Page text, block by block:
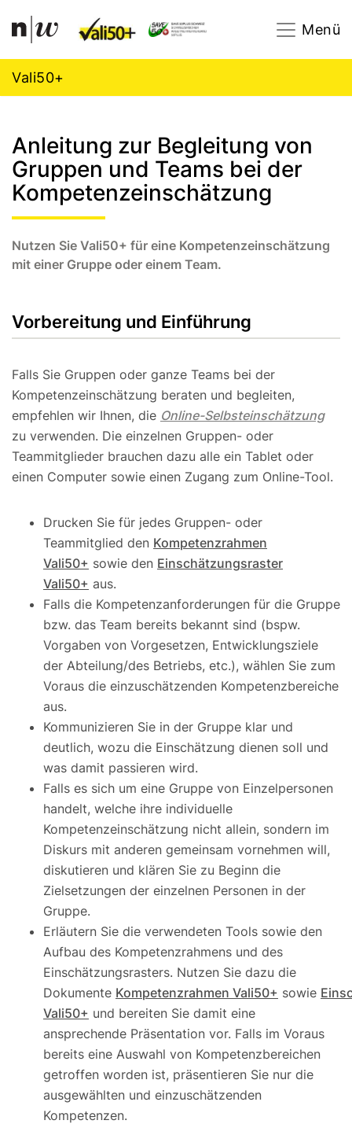
Navigation
Menü
Vali50+
Anleitung zur Begleitung von
Gruppen und Teams bei der
Kompetenzeinschätzung
Nutzen Sie Vali50+ für eine Kompetenzeinschätzung
mit einer Gruppe oder einem Team.
Vorbereitung und Einführung
Falls Sie Gruppen oder ganze Teams bei der
Kompetenzeinschätzung beraten und begleiten,
empfehlen wir Ihnen, die Online-Selbsteinschätzung
zu verwenden. Die einzelnen Gruppen- oder
Teammitglieder brauchen dazu alle ein Tablet oder
einen Computer sowie einen Zugang zum Online-Tool.
Drucken Sie für jedes Gruppen- oder
Teammitglied den Kompetenzrahmen
Vali50+ sowie den Einschätzungsraster
Vali50+ aus.
Falls die Kompetenzanforderungen für die Gruppe
bzw. das Team bereits bekannt sind (bspw.
Vorgaben von Vorgesetzen, Entwicklungsziele
der Abteilung/des Betriebs, etc.), wählen Sie zum
Voraus die einzuschätzenden Kompetenzbereiche
aus.
Kommunizieren Sie in der Gruppe klar und
deutlich, wozu die Einschätzung dienen soll und
was damit passieren wird.
Falls es sich um eine Gruppe von Einzelpersonen
handelt, welche ihre individuelle
Kompetenzeinschätzung nicht allein, sondern im
Diskurs mit anderen gemeinsam vornehmen will,
diskutieren und klären Sie zu Beginn die
Zielsetzungen der einzelnen Personen in der
Gruppe.
Erläutern Sie die verwendeten Tools sowie den
Aufbau des Kompetenzrahmens und des
Einschätzungsrasters. Nutzen Sie dazu die
Dokumente Kompetenzrahmen Vali50+ sowie
Vali50+ und bereiten Sie damit eine
ansprechende Präsentation vor. Falls im Voraus
bereits eine Auswahl von Kompetenzbereichen
getroffen worden ist, präsentieren Sie nur die
ausgewählten und einzuschätzenden
Kompetenzen.
Footer